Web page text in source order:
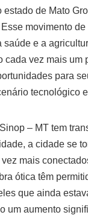
de Mato
movimento
e a
cada vez mais
para
tecnológico
– MT tem
a cidade se
mais
ótica têm
que ainda
um aumento